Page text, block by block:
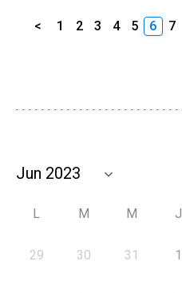
< 1 2 3 4 5 6 7
L M M J
29 30 31 1